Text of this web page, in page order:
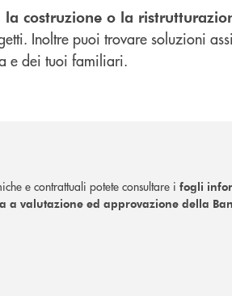
la costruzione o la
Inoltre puoi trovare soluzioni
e dei tuoi familiari.
e contrattuali potete consultare i fogli
a valutazione ed approvazione della